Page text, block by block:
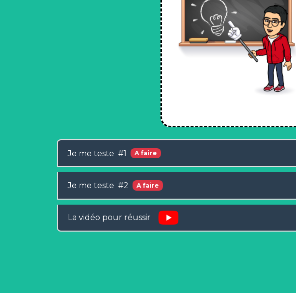
Je me teste #1 A faire
Je me teste #2 A faire
La vidéo pour réussir